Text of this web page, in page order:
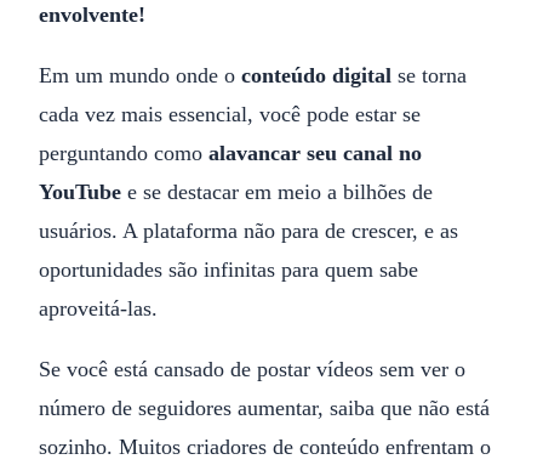
envolvente!
Em um mundo onde o conteúdo digital se torna
cada vez mais essencial, você pode estar se
perguntando como alavancar seu canal no
YouTube e se destacar em meio a bilhões de
usuários. A plataforma não para de crescer, e as
oportunidades são infinitas para quem sabe
aproveitá-las.
Se você está cansado de postar vídeos sem ver o
número de seguidores aumentar, saiba que não está
sozinho. Muitos criadores de conteúdo enfrentam o